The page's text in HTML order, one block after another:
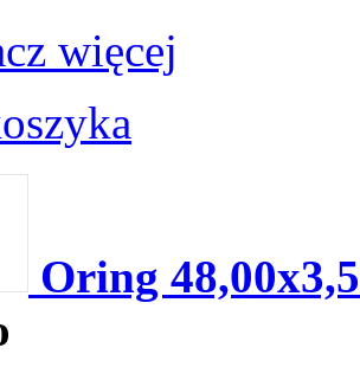
więcej
Oring